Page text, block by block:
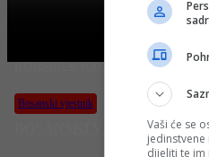
Dodik uoči apelacije: “U
pritisak! Ustavni sud BiH
Bosanski vjestnik
BOSANSKI VJESTNIK – 3.
Vaši će se
dijeliti te